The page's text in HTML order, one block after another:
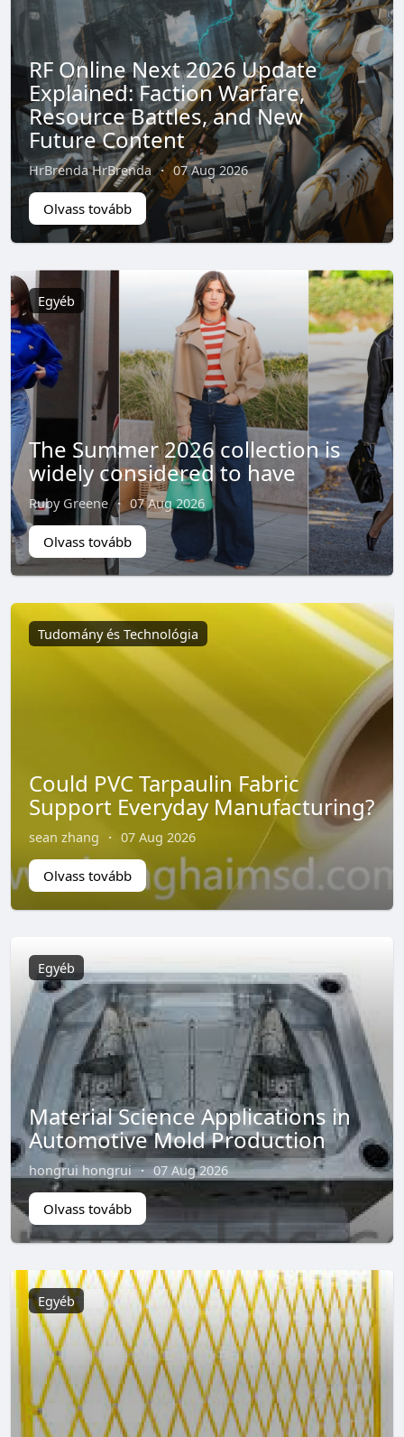
RF Online Next 2026 Update
Explained: Faction Warfare,
Resource Battles, and New
Future Content
HrBrenda HrBrenda · 07 Aug 2026
Olvass tovább
Egyéb
The Summer 2026 collection is
widely considered to have
Ruby Greene · 07 Aug 2026
Olvass tovább
Tudomány és Technológia
Could PVC Tarpaulin Fabric
Support Everyday Manufacturing?
sean zhang · 07 Aug 2026
Olvass tovább
Egyéb
Material Science Applications in
Automotive Mold Production
hongrui hongrui · 07 Aug 2026
Olvass tovább
Egyéb